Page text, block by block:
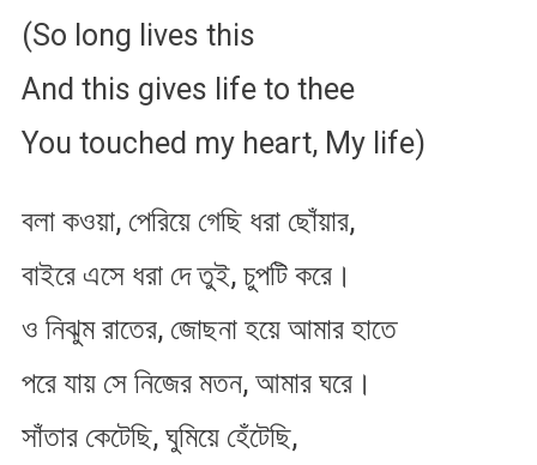
(So long lives this
And this gives life to thee
You touched my heart, My life)
বলা কওয়া, পেরিয়ে গেছি ধরা ছোঁয়ার,
বাইরে এসে ধরা দে তুই, চুপটি করে।
ও নিঝুম রাতের, জোছনা হয়ে আমার হাতে
পরে যায় সে নিজের মতন, আমার ঘরে।
সাঁতার কেটেছি, ঘুমিয়ে হেঁটেছি,